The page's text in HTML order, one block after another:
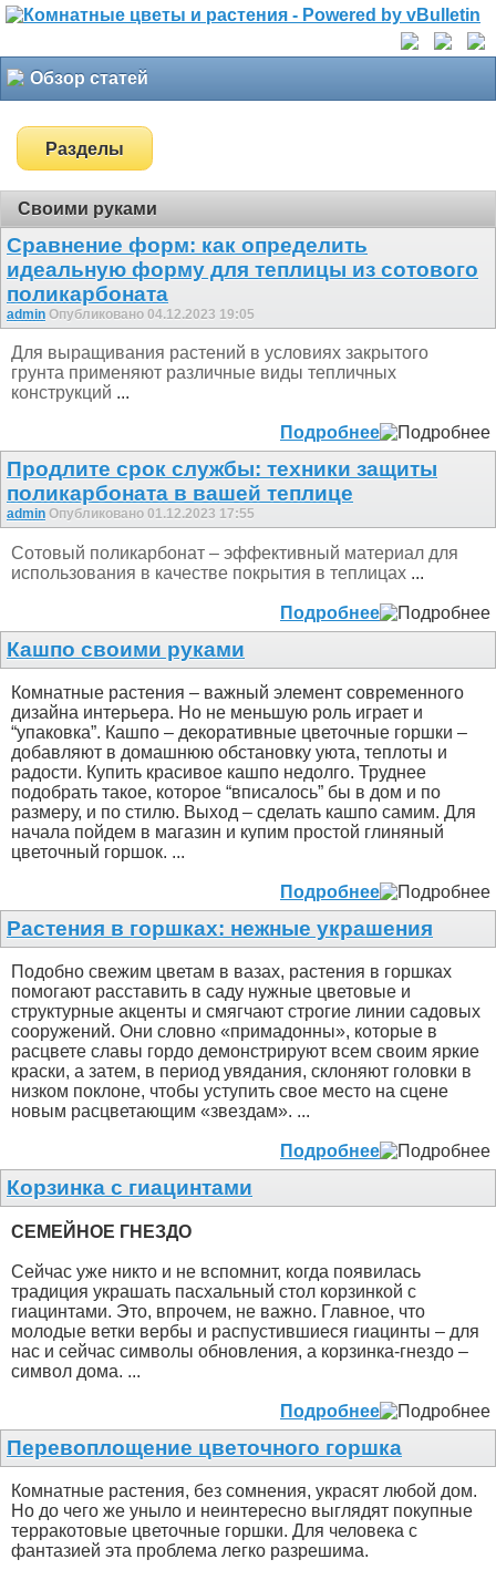
Обзор статей
Разделы
Своими руками
Сравнение форм: как определить
идеальную форму для теплицы из сотового
поликарбоната
admin Опубликовано 04.12.2023 19:05
Для выращивания растений в условиях закрытого
грунта применяют различные виды тепличных
конструкций ...
Подробнее
Продлите срок службы: техники защиты
поликарбоната в вашей теплице
admin Опубликовано 01.12.2023 17:55
Сотовый поликарбонат – эффективный материал для
использования в качестве покрытия в теплицах ...
Подробнее
Кашпо своими руками
Комнатные растения – важный элемент современного
дизайна интерьера. Но не меньшую роль играет и
“упаковка”. Кашпо – декоративные цветочные горшки –
добавляют в домашнюю обстановку уюта, теплоты и
радости. Купить красивое кашпо недолго. Труднее
подобрать такое, которое “вписалось” бы в дом и по
размеру, и по стилю. Выход – сделать кашпо самим. Для
начала пойдем в магазин и купим простой глиняный
цветочный горшок. ...
Подробнее
Растения в горшках: нежные украшения
Подобно свежим цветам в вазах, растения в горшках
помогают расставить в саду нужные цветовые и
структурные акценты и смягчают строгие линии садовых
сооружений. Они словно «примадонны», которые в
расцвете славы гордо демонстрируют всем своим яркие
краски, а затем, в период увядания, склоняют головки в
низком поклоне, чтобы уступить свое место на сцене
новым расцветающим «звездам». ...
Подробнее
Корзинка с гиацинтами
СЕМЕЙНОЕ ГНЕЗДО
Сейчас уже никто и не вспомнит, когда появилась
традиция украшать пасхальный стол корзинкой с
гиацинтами. Это, впрочем, не важно. Главное, что
молодые ветки вербы и распустившиеся гиацинты – для
нас и сейчас символы обновления, а корзинка-гнездо –
символ дома. ...
Подробнее
Перевоплощение цветочного горшка
Комнатные растения, без сомнения, украсят любой дом.
Но до чего же уныло и неинтересно выглядят покупные
терракотовые цветочные горшки. Для человека с
фантазией эта проблема легко разрешима.